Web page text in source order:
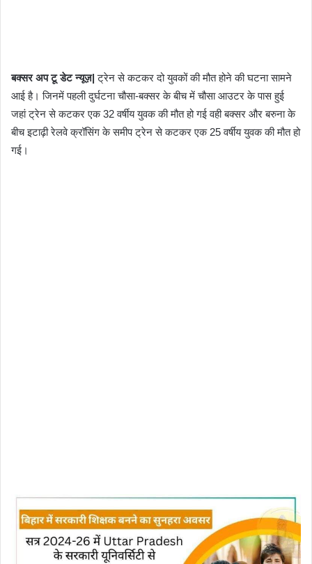
बक्सर अप टू डेट न्यूज़| ट्रेन से कटकर दो युवकों की मौत होने की घटना सामने
आई है। जिनमें पहली दुर्घटना चौसा-बक्सर के बीच में चौसा आउटर के पास हुई
जहां ट्रेन से कटकर एक 32 वर्षीय युवक की मौत हो गई वही बक्सर और बरुना के
बीच इटाढ़ी रेलवे क्रॉसिंग के समीप ट्रेन से कटकर एक 25 वर्षीय युवक की मौत हो
गई।